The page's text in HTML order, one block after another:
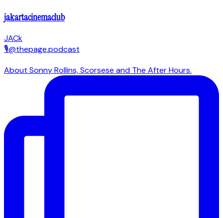
jakartacinemaclub
JACk
🎙@thepage.podcast
About Sonny Rollins, Scorsese and The After Hours.